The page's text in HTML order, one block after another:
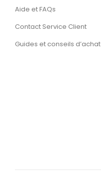
Aide et FAQs
Contact Service Client
Guides et conseils d’achat